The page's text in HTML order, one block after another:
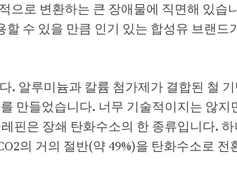
으로 변환하는 큰 장애물에 직면해 있습
수 있을 만큼 인기 있는 합성유 브랜드
. 알루미늄과 칼륨 첨가제가 결합된 철
만들었습니다. 너무 기술적이지는 않지
핀은 장쇄 탄화수소의 한 종류입니다.
의 거의 절반(약 49%)을 탄화수소로 전